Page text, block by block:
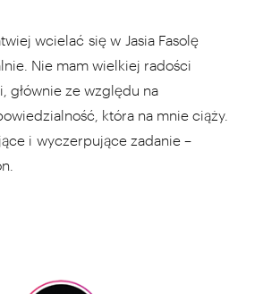
wcielać się w Jasia Fasolę
Nie mam wielkiej radości
głównie ze względu na
która na mnie ciąży.
i wyczerpujące zadanie –